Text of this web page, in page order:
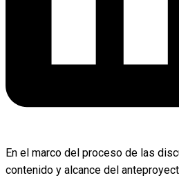
En el marco del proceso de las
contenido y alcance del